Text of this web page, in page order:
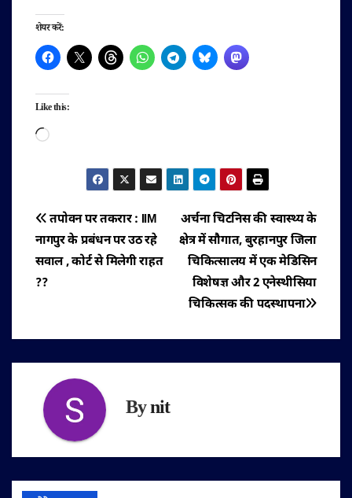
शेयर करें:
Like this:
Loading…
पोस्ट
नेविगेशन
अर्चना चिटनिस की स्वास्थ्य के
क्षेत्र में सौगात, बुरहानपुर जिला
चिकित्सालय में एक मेडिसिन
विशेषज्ञ और 2 एनेस्थीसिया
चिकित्सक की पदस्थापना
तपोवन पर तकरार : IIM
नागपुर के प्रबंधन पर उठ रहे
सवाल , कोर्ट से मिलेगी राहत
??
Bynit